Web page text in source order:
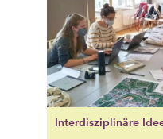
Interdisziplinäre